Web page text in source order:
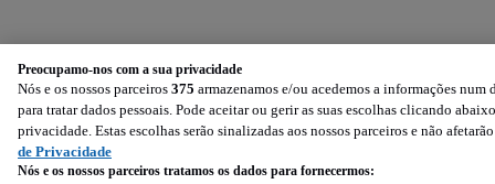
Preocupamo-nos com a sua privacidade
Nós e os nossos parceiros 375 armazenamos e/ou acedemos a informações
para tratar dados pessoais. Pode aceitar ou gerir as suas escolhas clicando
privacidade. Estas escolhas serão sinalizadas aos nossos parceiros e não
de Privacidade
Nós e os nossos parceiros tratamos os dados para fornecermos: